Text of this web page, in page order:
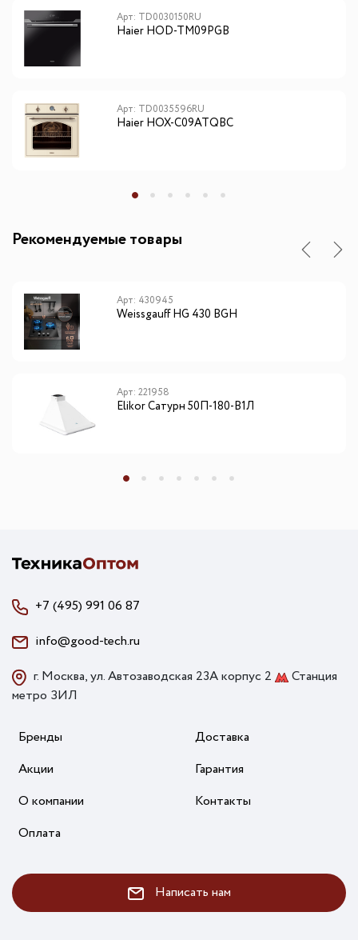
Арт: TD0030150RU
Haier HOD-TM09PGB
Арт: TD0035596RU
Haier HOX-C09ATQBC
Рекомендуемые товары
Арт: 430945
Weissgauff HG 430 BGH
Арт: 221958
Elikor Сатурн 50П-180-В1Л
+7 (495) 991 06 87
info@good-tech.ru
г. Москва, ул. Автозаводская 23А корпус 2
Станция
метро ЗИЛ
Бренды
Акции
О компании
Оплата
Доставка
Гарантия
Контакты
Написать нам